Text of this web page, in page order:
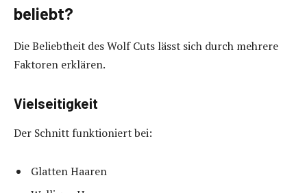
beliebt?
Die Beliebtheit des Wolf Cuts lässt sich durch mehrere
Faktoren erklären.
Vielseitigkeit
Der Schnitt funktioniert bei:
Glatten Haaren